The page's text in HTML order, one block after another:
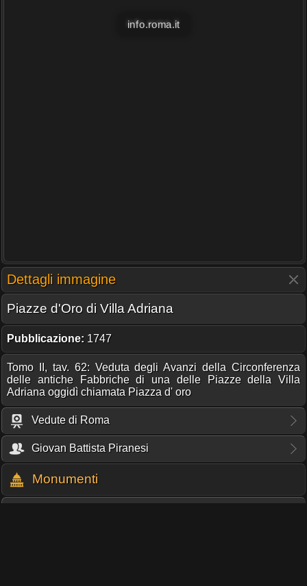
info.roma.it
Dettagli immagine
Piazze d'Oro di Villa Adriana
Pubblicazione: 1747
Tomo II, tav. 62: Veduta degli Avanzi della Circonferenza
delle antiche Fabbriche di una delle Piazze della Villa
Adriana oggidì chiamata Piazza d' oro
Vedute di Roma
Giovan Battista Piranesi
Monumenti